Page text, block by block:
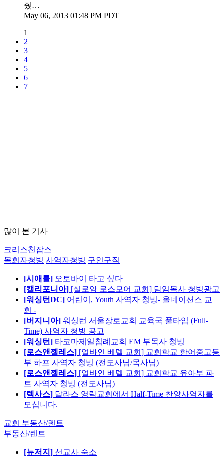
줬…
May 06, 2013 01:48 PM PDT
1
2
3
4
5
6
7
많이 본 기사
크리스천잡스
목회자청빙 사역자청빙 구인구직
[시애틀] 오토바이 타고 싶다
[캘리포니아] [실로암 로스모어 교회] 담임목사 청빙광고
[워싱턴DC] 어린이, Youth 사역자 청빙- 올네이션스 교
회 -
[버지니아] 워싱턴 서울장로교회 교육국 풀타임 (Full-
Time) 사역자 청빙 공고
[워싱턴] 타코마제일침례교회 EM 부목사 청빙
[로스앤젤레스] [얼바인 베델 교회] 교회학교 한어중고등
부 하프 사역자 청빙 (전도사님/목사님)
[로스앤젤레스] [얼바인 베델 교회] 교회학교 유아부 파
트 사역자 청빙 (전도사님)
[텍사스] 달라스 영락교회에서 Half-Time 찬양사역자를
모십니다.
교회 부동산/렌트
부동산/렌트
[뉴저지] 선교사 숙소